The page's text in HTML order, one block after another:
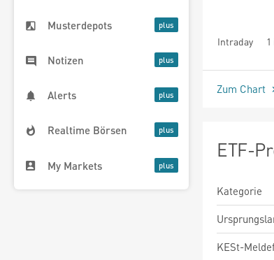
Musterdepots
Notizen
Alerts
Realtime Börsen
My Markets
Intraday 1
seit Beginn
Zum Chart
ETF-
Kategorie
KESt-